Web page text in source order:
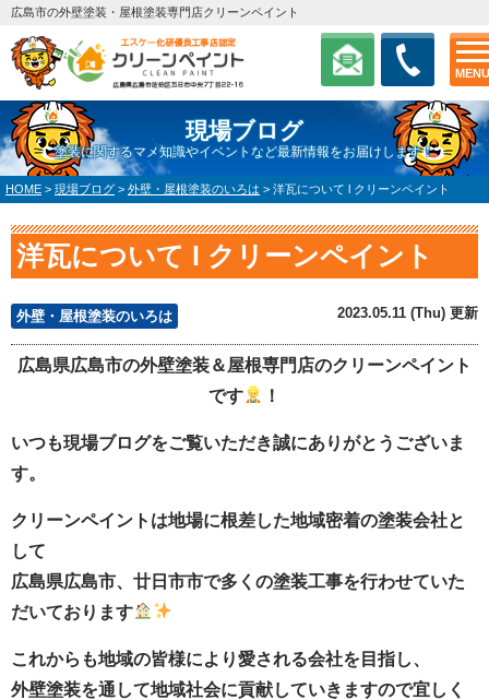
MENU
広島市の外壁塗装・屋根塗装専門店クリーンペイント
現場ブログ
塗装に関するマメ知識やイベントなど最新情報をお届けします！
HOME > 現場ブログ > 外壁・屋根塗装のいろは > 洋瓦について l クリーンペイント
洋瓦について l クリーンペイント
外壁・屋根塗装のいろは 2023.05.11 (Thu) 更新
広島県広島市の外壁塗装＆屋根専門店のクリーンペイント
です
！
いつも現場ブログをご覧いただき誠にありがとうございま
す。
クリーンペイントは地場に根差した地域密着の塗装会社と
して
広島県広島市、廿日市市で多くの塗装工事を行わせていた
だいております
これからも地域の皆様により愛される会社を目指し、
外壁塗装を通して地域社会に貢献していきますので宜しく